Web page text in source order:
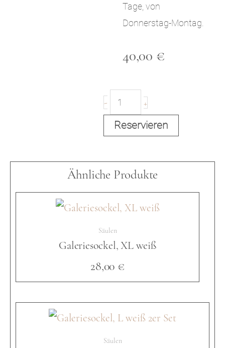
Tage, von
Donnerstag-Montag.
40,00 €
- G
l
e
r
e
+
Reservieren
Ähnliche Produkte
Säulen
Galeriesockel, XL weiß
28,00 €
Säulen